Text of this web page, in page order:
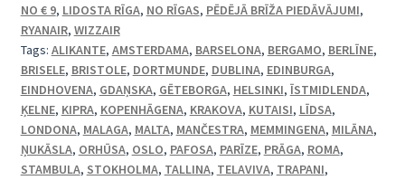
NO € 9, LIDOSTA RĪGA, NO RĪGAS, PĒDĒJĀ BRĪŽA PIEDĀVĀJUMI,
RYANAIR, WIZZAIR
Tags: ALIKANTE, AMSTERDAMA, BARSELONA, BERGAMO, BERLĪNE,
BRISELE, BRISTOLE, DORTMUNDE, DUBLINA, EDINBURGA,
EINDHOVENA, GDAŅSKA, GĒTEBORGA, HELSINKI, ĪSTMIDLENDA,
ĶELNE, KIPRA, KOPENHĀGENA, KRAKOVA, KUTAISI, LĪDSA,
LONDONA, MALAGA, MALTA, MANČESTRA, MEMMINGENA, MILĀNA,
ŅUKĀSLA, ORHŪSA, OSLO, PAFOSA, PARĪZE, PRĀGA, ROMA,
STAMBULA, STOKHOLMA, TALLINA, TELAVIVA, TRAPANI,